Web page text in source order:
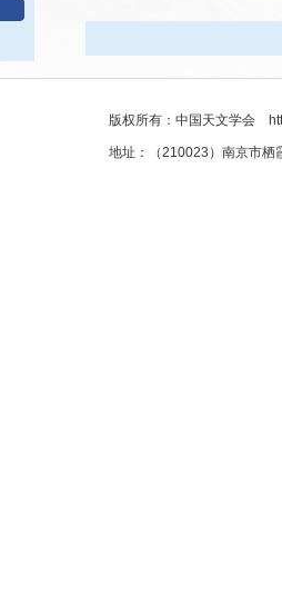
版权所有：中国天文学会
地址：（210023）南京市